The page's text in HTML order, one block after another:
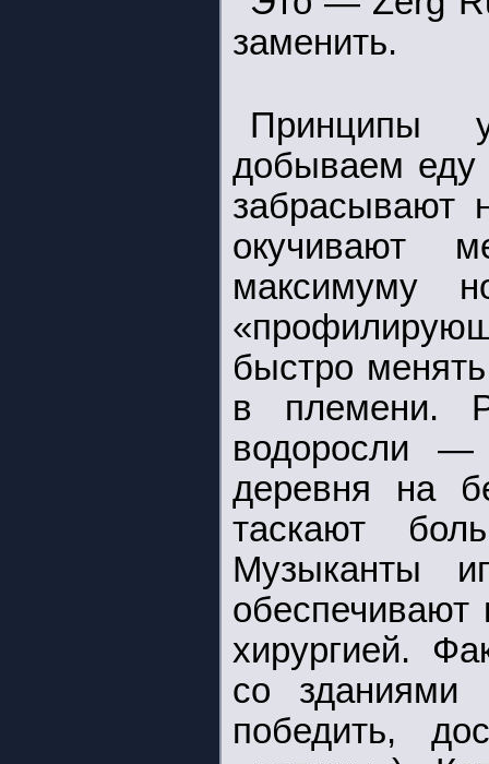
заменить.
Принципы
добываем еду
забрасывают
окучивают
максимуму
быстро
в племени.
водоросли
деревня на
таскают
Музыканты
хирургией.
со зданиями
победить,